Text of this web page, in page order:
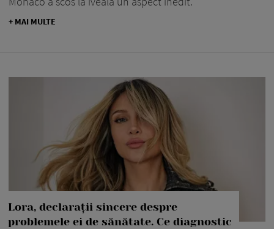
+ MAI MULTE
Lora, declarații sincere despre
problemele ei de sănătate. Ce diagnostic